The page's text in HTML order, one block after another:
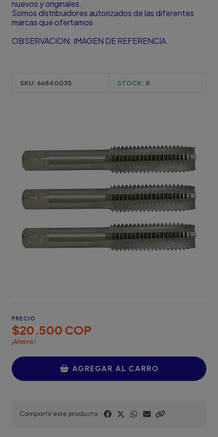
nuevos y originales.
Somos distribuidores autorizados de las diferentes
marcas que ofertamos
OBSERVACION: IMAGEN DE REFERENCIA.
SKU: 66840035 STOCK: 8
PRECIO
$20.500 COP
¡Ahorra!
AGREGAR AL CARRO
Compartir este producto